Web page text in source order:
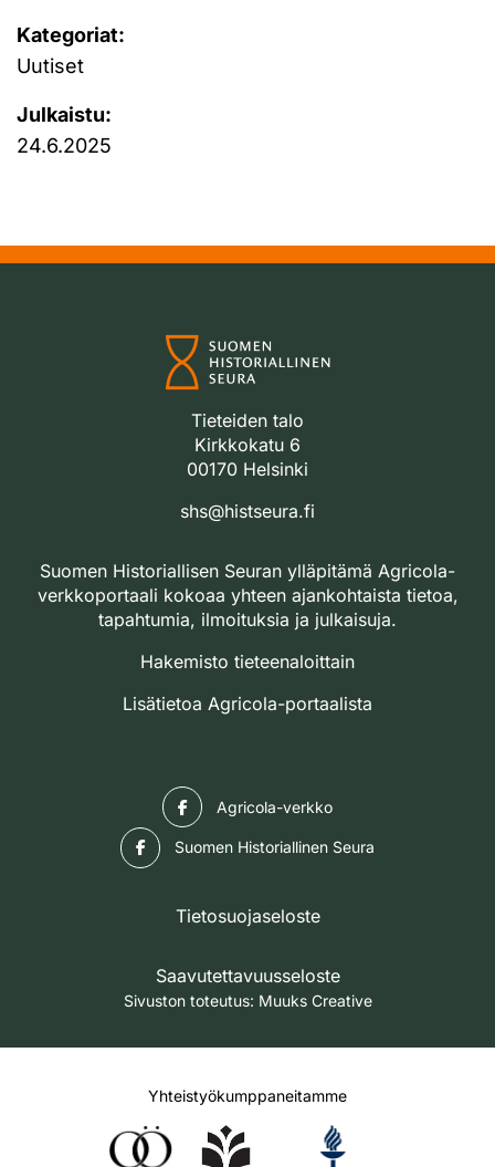
Kategoriat:
Uutiset
Julkaistu:
24.6.2025
Tieteiden talo
Kirkkokatu 6
00170 Helsinki
shs@histseura.fi
Suomen Historiallisen Seuran ylläpitämä Agricola-
verkkoportaali kokoaa yhteen ajankohtaista tietoa,
tapahtumia, ilmoituksia ja julkaisuja.
Hakemisto tieteenaloittain
Lisätietoa Agricola-portaalista
Agricola-verkko
Suomen Historiallinen Seura
Tietosuojaseloste
Saavutettavuusseloste
Sivuston toteutus: Muuks Creative
Yhteistyökumppaneitamme